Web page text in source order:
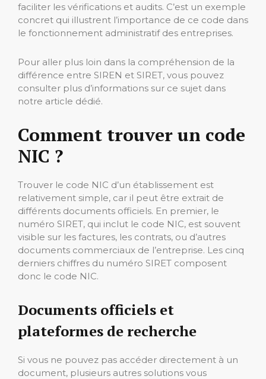
faciliter les vérifications et audits. C’est un exemple
concret qui illustrent l’importance de ce code dans
le fonctionnement administratif des entreprises.
Pour aller plus loin dans la compréhension de la
différence entre SIREN et SIRET, vous pouvez
consulter plus d’informations sur ce sujet dans
notre article dédié.
Comment trouver un code
NIC ?
Trouver le code NIC d’un établissement est
relativement simple, car il peut être extrait de
différents documents officiels. En premier, le
numéro SIRET, qui inclut le code NIC, est souvent
visible sur les factures, les contrats, ou d’autres
documents commerciaux de l’entreprise. Les cinq
derniers chiffres du numéro SIRET composent
donc le code NIC.
Documents officiels et
plateformes de recherche
Si vous ne pouvez pas accéder directement à un
document, plusieurs autres solutions vous